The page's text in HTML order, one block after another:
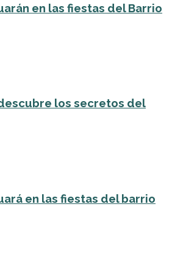
en las fiestas del Barrio
los secretos del
en las fiestas del barrio